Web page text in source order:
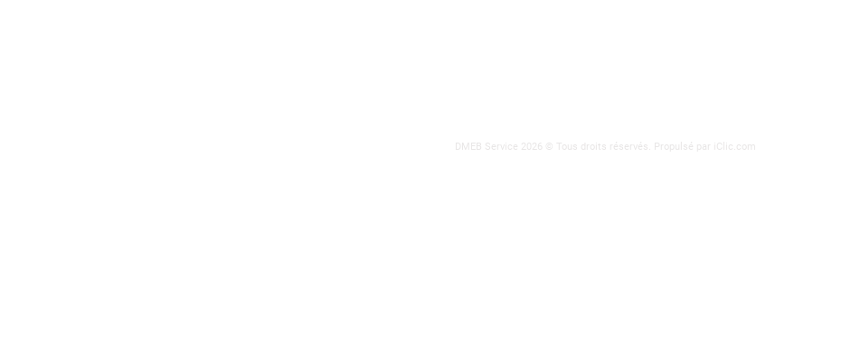
DMEB Service 2026 © Tous droits réservés. Propulsé par iClic.com